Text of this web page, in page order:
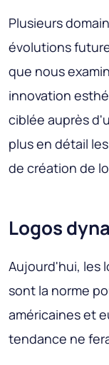
Plusieurs
évolutions
que nous
innovation
ciblée auprès
plus en détail
de création de
Logos
Aujourd'hui, les
sont la norme
américaines et
tendance ne